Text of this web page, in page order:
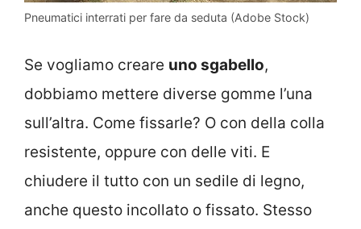
Pneumatici interrati per fare da seduta (Adobe Stock)
Se vogliamo creare uno sgabello,
dobbiamo mettere diverse gomme l’una
sull’altra. Come fissarle? O con della colla
resistente, oppure con delle viti. E
chiudere il tutto con un sedile di legno,
anche questo incollato o fissato. Stesso